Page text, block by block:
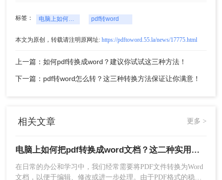
4、转换成功，打开即可查阅。
标签： 电脑上如何把pdf转换成word文档 pdf转word
本文为原创，转载请注明原网址: https://pdftoword.55.la/news/17775.html
上一篇：如何pdf转换成word？建议你试试这三种方法！
下一篇：pdf转word怎么转？这三种转换方法保证让你满意！
相关文章 更多 >
电脑上如何把pdf转换成word文档？这二种实用方法分享给你！
在日常的办公和学习中，我们经常需要将PDF文件转换为Word
文档，以便于编辑、修改或进一步处理。由于PDF格式的稳定